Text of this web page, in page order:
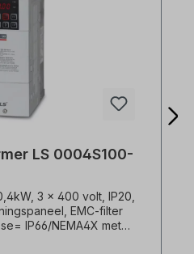
LS 0004S100-
3 x 400 volt, IP20,
EMC-filter